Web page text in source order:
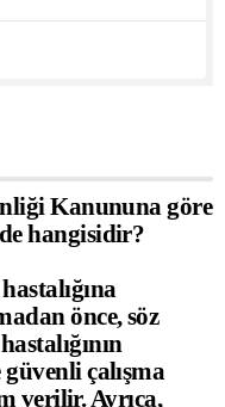
Kanununa göre
hangisidir?
önce, söz
çalışma
verilir. Ayrıca,